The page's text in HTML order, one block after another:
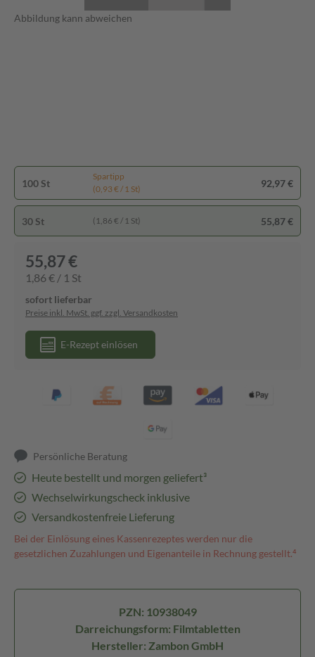
Abbildung kann abweichen
100 St
Spartipp
(0,93 € / 1 St)
92,97 €
30 St (1,86 € / 1 St) 55,87 €
55,87 €
1,86 € / 1 St
sofort lieferbar
Preise inkl. MwSt. ggf. zzgl. Versandkosten
E-Rezept einlösen
Persönliche Beratung
Heute bestellt und morgen geliefert³
Wechselwirkungscheck inklusive
Versandkostenfreie Lieferung
Bei der Einlösung eines Kassenrezeptes werden nur die
gesetzlichen Zuzahlungen und Eigenanteile in Rechnung gestellt.⁴
PZN: 10938049
Darreichungsform: Filmtabletten
Hersteller: Zambon GmbH